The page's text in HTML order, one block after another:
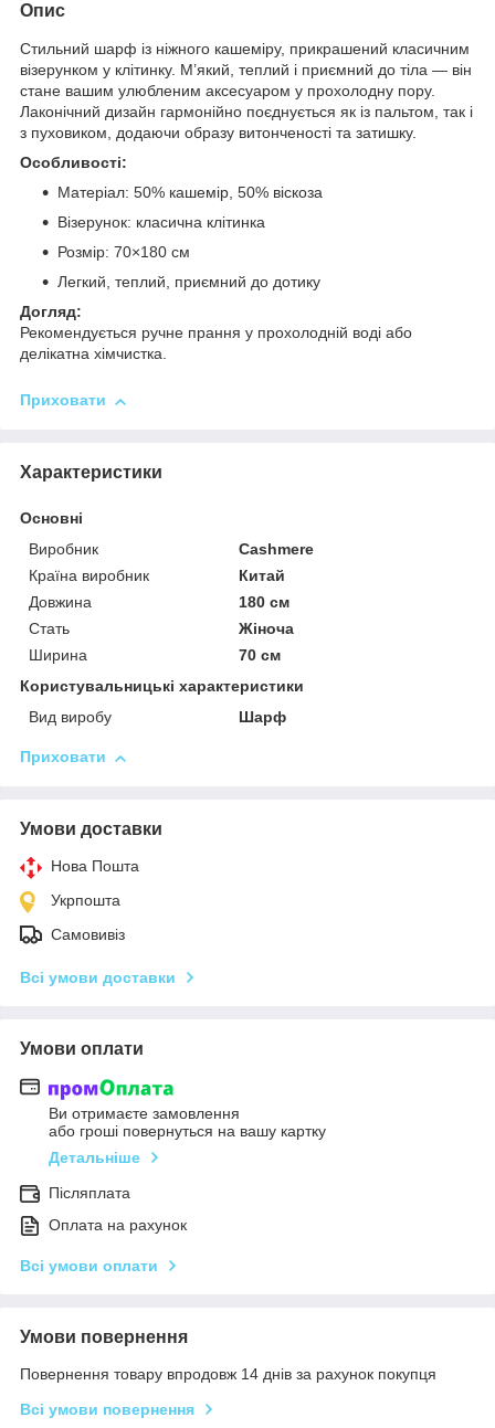
Опис
Стильний шарф із ніжного кашеміру, прикрашений класичним
візерунком у клітинку. М’який, теплий і приємний до тіла — він
стане вашим улюбленим аксесуаром у прохолодну пору.
Лаконічний дизайн гармонійно поєднується як із пальтом, так і
з пуховиком, додаючи образу витонченості та затишку.
Особливості:
Матеріал: 50% кашемір, 50% віскоза
Візерунок: класична клітинка
Розмір: 70×180 см
Легкий, теплий, приємний до дотику
Догляд:
Рекомендується ручне прання у прохолодній воді або
делікатна хімчистка.
Приховати
Характеристики
Основні
Виробник
Cashmere
Країна виробник
Китай
Довжина
180 см
Стать
Жіноча
Ширина
70 см
Користувальницькі характеристики
Вид виробу
Шарф
Приховати
Умови доставки
Нова Пошта
Укрпошта
Самовивіз
Всі умови доставки
Умови оплати
Ви отримаєте замовлення
або гроші повернуться на вашу картку
Детальніше
Післяплата
Оплата на рахунок
Всі умови оплати
Умови повернення
Повернення товару впродовж 14 днів за рахунок покупця
Всі умови повернення